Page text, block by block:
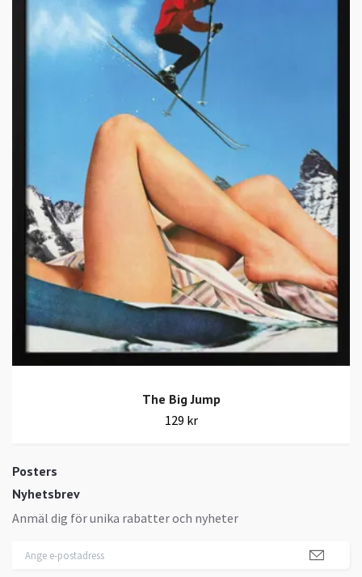
Posters
Nyhetsbrev
Anmäl dig för unika rabatter och nyheter
The Big Jump
129 kr